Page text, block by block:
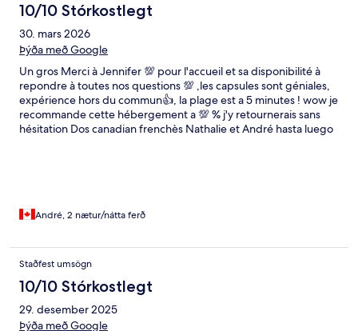
10/10 Stórkostlegt
30. mars 2026
Þýða með Google
Un gros Merci à Jennifer 💯 pour l'accueil et sa disponibilité à
repondre à toutes nos questions 💯 ,les capsules sont géniales,
expérience hors du commun👍, la plage est a 5 minutes ! wow je
recommande cette hébergement a 💯 % j'y retournerais sans
hésitation Dos canadian frenchès Nathalie et André hasta luego
André, 2 nætur/nátta ferð
Staðfest umsögn
10/10 Stórkostlegt
29. desember 2025
Þýða með Google